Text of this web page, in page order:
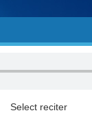
Select reciter